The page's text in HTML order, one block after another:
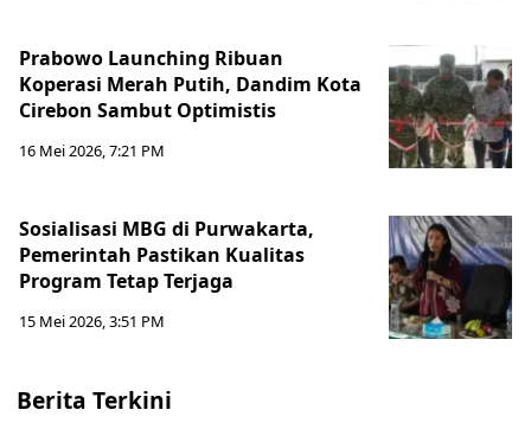
Prabowo Launching Ribuan
Koperasi Merah Putih, Dandim Kota
Cirebon Sambut Optimistis
16 Mei 2026, 7:21 PM
Sosialisasi MBG di Purwakarta,
Pemerintah Pastikan Kualitas
Program Tetap Terjaga
15 Mei 2026, 3:51 PM
Berita Terkini